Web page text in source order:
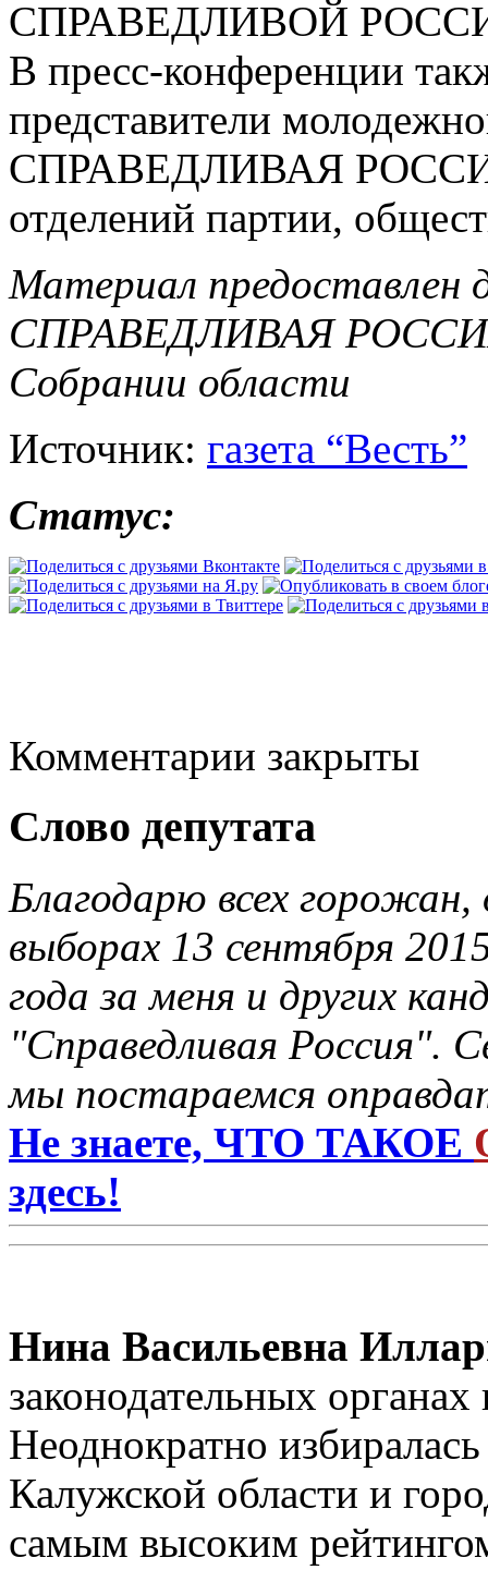
СПРАВЕДЛИВОЙ
В пресс-конференции
представители
СПРАВЕДЛИВАЯ
отделений партии,
Материал предоставлен
СПРАВЕДЛИВАЯ РОССИЯ
Собрании области
Источник: газета “Весть”
Статус:
Комментарии закрыты
Слово депутата
Благодарю всех
выборах 13 сентября
года за меня и других
"Справедливая Россия".
мы постараемся
Не знаете, ЧТО ТАКОЕ
здесь!
Нина Васильевна
законодательных органах
Неоднократно
Калужской области и
самым высоким